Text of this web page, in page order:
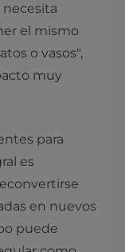
el mismo
o vasos",
muy
para
es
en nuevos
puede